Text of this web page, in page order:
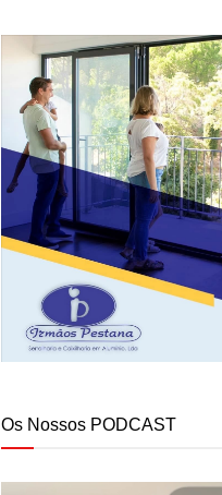
Os Nossos PODCAST